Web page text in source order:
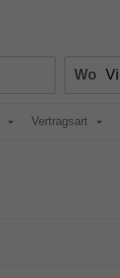
Wo
Vertragsart